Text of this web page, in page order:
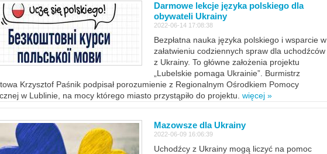
Darmowe lekcje języka polskiego dla
obywateli Ukrainy
2022-06-14 17:08:38
Bezpłatna nauka języka polskiego i wsparcie w
załatwieniu codziennych spraw dla uchodźców
z Ukrainy. To główne założenia projektu
„Lubelskie pomaga Ukrainie”. Burmistrz
Krzysztof Paśnik podpisał porozumienie z Regionalnym Ośrodkiem Pomocy
w Lublinie, na mocy którego miasto przystąpiło do projektu. więcej »
Mazowsze dla Ukrainy
2022-06-09 16:06:39
Uchodźcy z Ukrainy mogą liczyć na pomoc